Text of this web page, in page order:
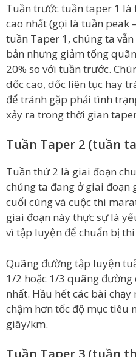
Tuần trước tuần taper 1 là
cao nhất (gọi là tuần peak
tuần Taper 1, chúng ta
bản nhưng giảm tổng
20% so với tuần trước.
dốc cao, dốc liên tục hay
để tránh gặp phải tình
xảy ra trong thời gian
Tuần Taper 2 (tuần
Tuần thứ 2 là giai đoạn
chúng ta đang ở giai đoạn
cuối cùng và cuộc thi
giai đoạn này thực sự là
vì tập luyện để chuẩn bị
Quãng đường tập luyện
1/2 hoặc 1/3 quãng đường
nhất. Hầu hết các bài
chậm hơn tốc độ mục tiêu
giây/km.